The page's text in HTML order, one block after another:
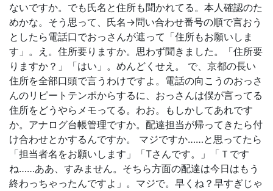
ないですか。でも氏名と住所も聞かれてる。本人確認のた
めかな。そう思って、氏名→問い合わせ番号の順で言おう
としたら電話口でおっさんが遮って「住所もお願いしま
す」。え。住所要りますか。思わず聞きました。「住所要
りますか？」「はい」。めんどくせえ。 で、京都の長い
住所を全部口頭で言うわけですよ。電話の向こうのおっさ
んのリピートテンポからするに、おっさんは僕が言ってる
住所をどうやらメモってる。わお。もしかしてあれです
か。アナログ台帳管理ですか。配達担当が帰ってきたら付
け合わせとかするんですか。 マジですか……と思ってたら
「担当者名をお願いします」「Tさんです。」「Ｔです
ね……ああ、すみません。そちら方面の配達は今日はもう
終わっちゃったんですよ」。マジで。早くね？早すぎじゃ